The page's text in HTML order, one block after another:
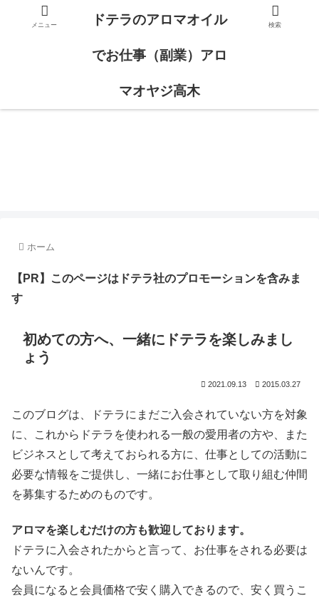
ホーム
【PR】このページはドテラ社のプロモーションを含みま
す
初めての方へ、一緒にドテラを楽しみまし
ょう
2021.09.13 2015.03.27
このブログは、ドテラにまだご入会されていない方を対象
に、これからドテラを使われる一般の愛用者の方や、また
ビジネスとして考えておられる方に、仕事としての活動に
必要な情報をご提供し、一緒にお仕事として取り組む仲間
を募集するためのものです。
アロマを楽しむだけの方も歓迎しております。
ドテラに入会されたからと言って、お仕事をされる必要は
ないんです。
会員になると会員価格で安く購入できるので、安く買うこ
メニュー ドテラのアロマオイル
でお仕事（副業）アロ
マオヤジ高木
検索